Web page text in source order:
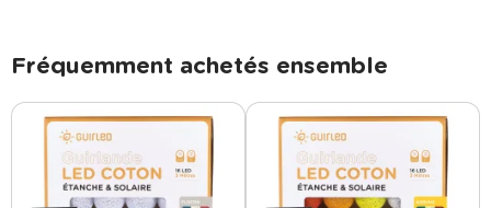
Fréquemment achetés ensemble